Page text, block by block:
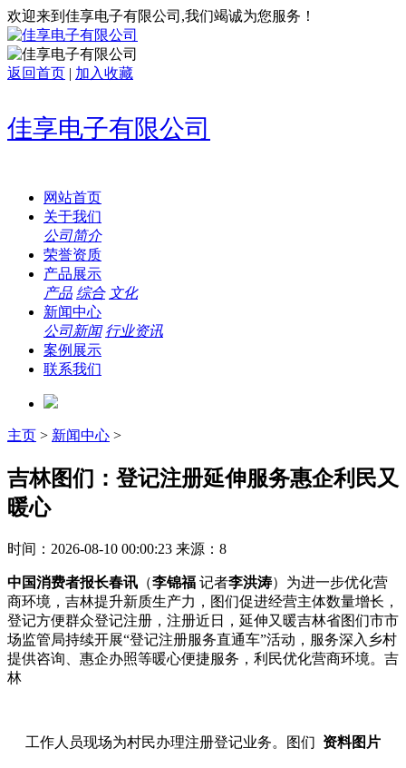
欢迎来到佳享电子有限公司,我们竭诚为您服务！
返回首页 | 加入收藏
佳享电子有限公司
网站首页
关于我们
公司简介
荣誉资质
产品展示
产品 综合 文化
新闻中心
公司新闻 行业资讯
案例展示
联系我们
主页 > 新闻中心 >
吉林图们：登记注册延伸服务惠企利民又
暖心
时间：2026-08-10 00:00:23 来源：8
中国消费者报长春讯 （李锦福 记者李洪涛）为进一步优化营
商环境，吉林提升新质生产力，图们促进经营主体数量增长，
登记方便群众登记注册，注册近日，延伸又暖吉林省图们市市
场监管局持续开展“登记注册服务直通车”活动，服务深入乡村
提供咨询、惠企办照等暖心便捷服务，利民优化营商环境。吉
林
工作人员现场为村民办理注册登记业务。图们 资料图片